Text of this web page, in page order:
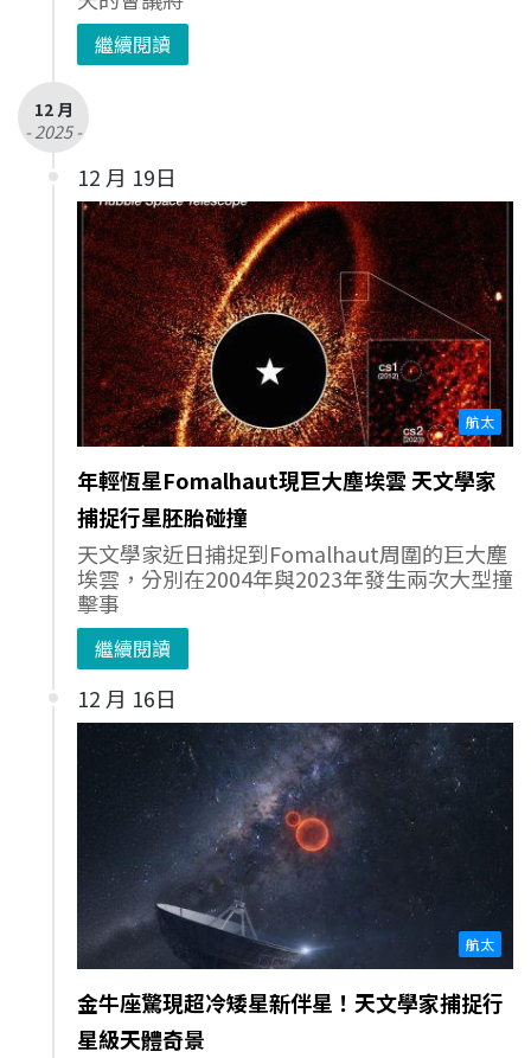
繼續閱讀
12 月
- 2025 -
12 月 19日
航太
年輕恆星Fomalhaut現巨大塵埃雲 天文學家
捕捉行星胚胎碰撞
天文學家近日捕捉到Fomalhaut周圍的巨大塵
埃雲，分別在2004年與2023年發生兩次大型撞
擊事
繼續閱讀
12 月 16日
航太
金牛座驚現超冷矮星新伴星！天文學家捕捉行
星級天體奇景